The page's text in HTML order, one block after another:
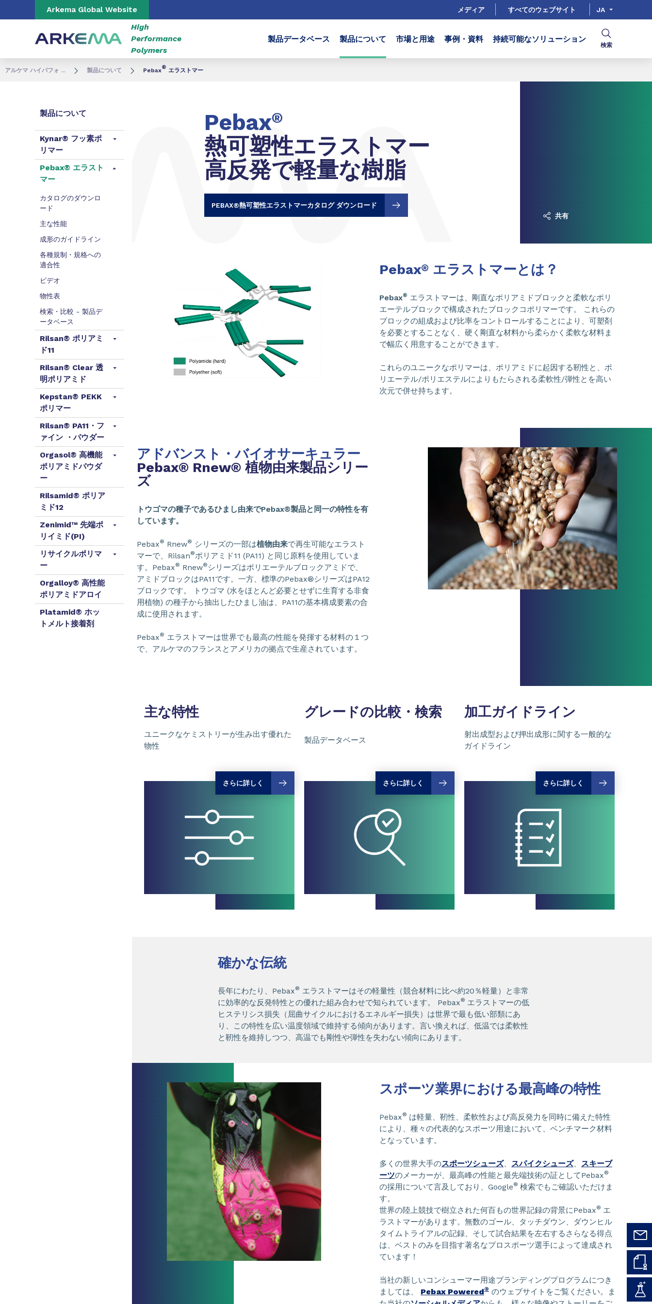
Go to content Go to navigation
Arkema Global Website メディア すべてのウェブサイト JA
High
Performance
Polymers
製品データベース 製品について 市場と用途 事例・資料 持続可能なソリューション
検索
アルケマ ハイパフォ ... 製品について Pebax® エラストマー
製品について
Kynar® フッ素ポ
リマー
Pebax® エラスト
マー
カタログのダウンロ
ード
主な性能
成形のガイドライン
各種規制・規格への
適合性
ビデオ
物性表
検索・比較 - 製品デ
ータベース
Rilsan® ポリアミ
ド11
Rilsan® Clear 透
明ポリアミド
Kepstan® PEKK
ポリマー
Rilsan® PA11・フ
ァイン ・パウダー
Orgasol® 高機能
ポリアミドパウダ
ー
Rilsamid® ポリア
ミド12
Zenimid™ 先端ポ
リイミド(PI)
リサイクルポリマ
ー
Orgalloy® 高性能
ポリアミドアロイ
Platamid® ホッ
トメルト接着剤
Pebax®
熱可塑性エラストマー
高反発で軽量な樹脂
PEBAX®熱可塑性エラストマーカタログ ダウンロード
共有
Pebax® エラストマーとは？
Pebax® エラストマーは、剛直なポリアミドブロックと柔軟なポリ
エーテルブロックで構成されたブロックコポリマーです。 これらの
ブロックの組成および比率をコントロールすることにより、可塑剤
を必要とすることなく、硬く剛直な材料から柔らかく柔軟な材料ま
で幅広く用意することができます。
これらのユニークなポリマーは、ポリアミドに起因する靭性と、ポ
リエーテル/ポリエステルによりもたらされる柔軟性/弾性とを高い
次元で併せ持ちます。
アドバンスト・バイオサーキュラー
Pebax® Rnew® 植物由来製品シリー
ズ
トウゴマの種子であるひまし由来でPebax®製品と同一の特性を有
しています。
Pebax® Rnew® シリーズの一部は植物由来で再生可能なエラスト
マーで、Rilsan®ポリアミド11 (PA11) と同じ原料を使用していま
す。Pebax® Rnew® シリーズはポリエーテルブロックアミドで、
アミドブロックはPA11です。一方、標準のPebax®シリーズはPA12
ブロックです。 トウゴマ (水をほとんど必要とせずに生育する非食
用植物) の種子から抽出したひまし油は、PA11の基本構成要素の合
成に使用されます。
Pebax® エラストマーは世界でも最高の性能を発揮する材料の１つ
で、アルケマのフランスとアメリカの拠点で生産されています。
主な特性
ユニークなケミストリーが生み出す優れた
物性
さらに詳しく
グレードの比較・検索
製品データベース
さらに詳しく
加工ガイドライン
射出成型および押出成形に関する一般的な
ガイドライン
さらに詳しく
確かな伝統
長年にわたり、Pebax® エラストマーはその軽量性（競合材料に比べ約20％軽量）と非常
に効率的な反発特性との優れた組み合わせで知られています。 Pebax® エラストマーの低
ヒステリシス損失（屈曲サイクルにおけるエネルギー損失）は世界で最も低い部類にあ
り、この特性を広い温度領域で維持する傾向があります。言い換えれば、低温では柔軟性
と靭性を維持しつつ、高温でも剛性や弾性を失わない傾向にあります。
スポーツ業界における最高峰の特性
Pebax® は軽量、靭性、柔軟性および高反発力を同時に備えた特性
により、種々の代表的なスポーツ用途において、ベンチマーク材料
となっています。
多くの世界大手のスポーツシューズ、 スパイクシューズ、
スキーブ
ーツのメーカーが、最高峰の性能と最先端技術の証としてPebax®
の採用について言及しており、Google® 検索でもご確認いただけま
す。
世界の陸上競技で樹立された何百もの世界記録の背景にPebax® エ
ラストマーがあります。無数のゴール、タッチダウン、ダウンヒル
タイムトライアルの記録、そして試合結果を左右するさらなる得点
は、ベストのみを目指す著名なプロスポーツ選手によって達成され
ています！
当社の新しいコンシューマー用途ブランディングプログラムにつき
ましては、 Pebax Powered® のウェブサイトをご覧ください。ま